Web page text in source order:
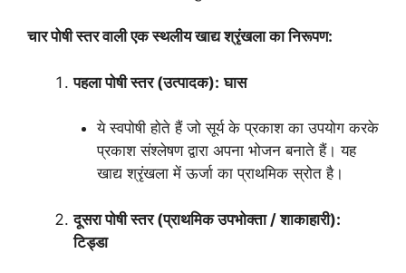
चार पोषी स्तर वाली एक स्थलीय खाद्य श्रृंखला का निरूपण:
पहला पोषी स्तर (उत्पादक): घास
ये स्वपोषी होते हैं जो सूर्य के प्रकाश का उपयोग करके
प्रकाश संश्लेषण द्वारा अपना भोजन बनाते हैं। यह
खाद्य श्रृंखला में ऊर्जा का प्राथमिक स्रोत है।
दूसरा पोषी स्तर (प्राथमिक उपभोक्ता / शाकाहारी):
टिड्डा